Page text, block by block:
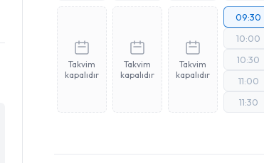
Takvim
kapalıdır
Takvim
kapalıdır
Takvim
kapalıdır
09:30
10:00
10:30
11:00
11:30